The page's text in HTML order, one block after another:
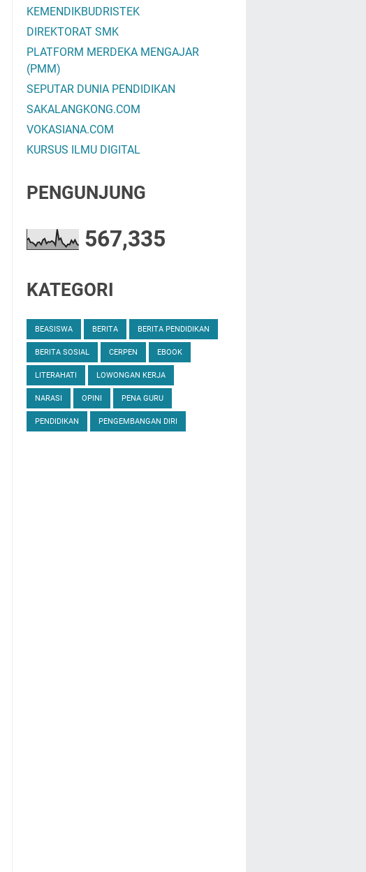
KEMENDIKBUDRISTEK
DIREKTORAT SMK
PLATFORM MERDEKA MENGAJAR
(PMM)
SEPUTAR DUNIA PENDIDIKAN
SAKALANGKONG.COM
VOKASIANA.COM
KURSUS ILMU DIGITAL
PENGUNJUNG
567,335
KATEGORI
BEASISWA BERITA BERITA PENDIDIKAN
BERITA SOSIAL CERPEN EBOOK
LITERAHATI LOWONGAN KERJA
NARASI OPINI PENA GURU
PENDIDIKAN PENGEMBANGAN DIRI